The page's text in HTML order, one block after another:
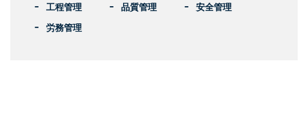
工程管理 品質管理
安全管理
労務管理